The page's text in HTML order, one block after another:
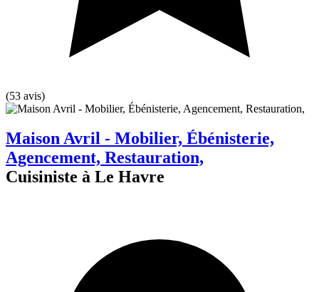
(53 avis)
Maison Avril - Mobilier, Ébénisterie,
Agencement, Restauration,
Cuisiniste à Le Havre